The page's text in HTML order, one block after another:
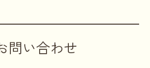
問い合わせ